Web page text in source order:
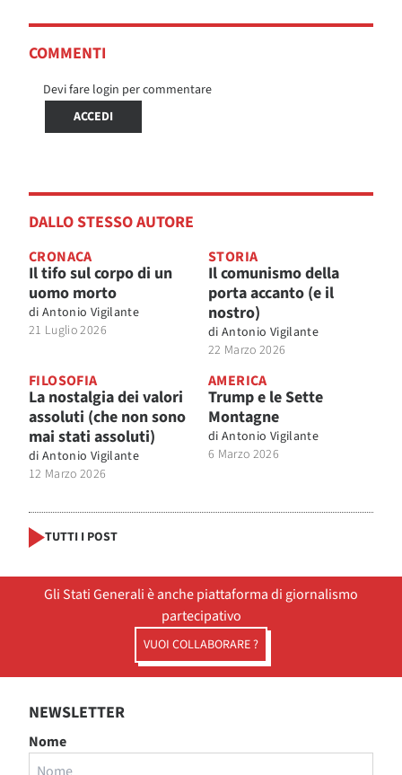
COMMENTI
Devi fare login per commentare
ACCEDI
DALLO STESSO AUTORE
CRONACA
Il tifo sul corpo di un
uomo morto
di Antonio Vigilante
21 Luglio 2026
STORIA
Il comunismo della
porta accanto (e il
nostro)
di Antonio Vigilante
22 Marzo 2026
FILOSOFIA
La nostalgia dei valori
assoluti (che non sono
mai stati assoluti)
di Antonio Vigilante
12 Marzo 2026
AMERICA
Trump e le Sette
Montagne
di Antonio Vigilante
6 Marzo 2026
TUTTI I POST
Gli Stati Generali è anche piattaforma di giornalismo
partecipativo
VUOI COLLABORARE ?
NEWSLETTER
Nome